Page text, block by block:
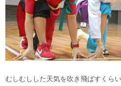
むしむしした天気を吹き飛ばすくら